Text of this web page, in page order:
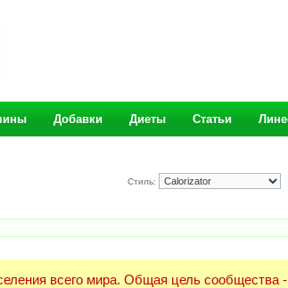
Добавки Диеты Статьи
Стиль:
всего мира. Общая цель сообщества